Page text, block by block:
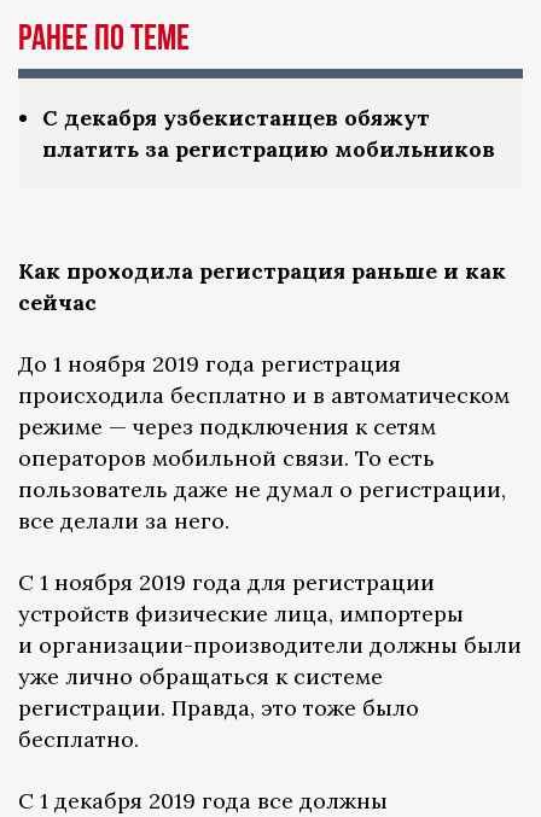
ранее по теме
С декабря узбекистанцев обяжут
платить за регистрацию мобильников
Как проходила регистрация раньше и как
сейчас
До 1 ноября 2019 года регистрация
происходила бесплатно и в автоматическом
режиме — через подключения к сетям
операторов мобильной связи. То есть
пользователь даже не думал о регистрации,
все делали за него.
С 1 ноября 2019 года для регистрации
устройств физические лица, импортеры
и организации-производители должны были
уже лично обращаться к системе
регистрации. Правда, это тоже было
бесплатно.
С 1 декабря 2019 года все должны